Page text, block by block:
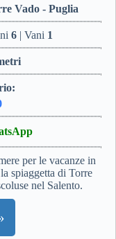
Vado - Puglia
6| Vani 1
per le vacanze in
spiaggetta di Torre
nel Salento.